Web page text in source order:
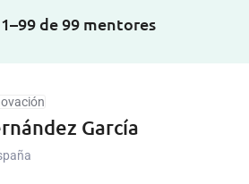
de 99 mentores
García